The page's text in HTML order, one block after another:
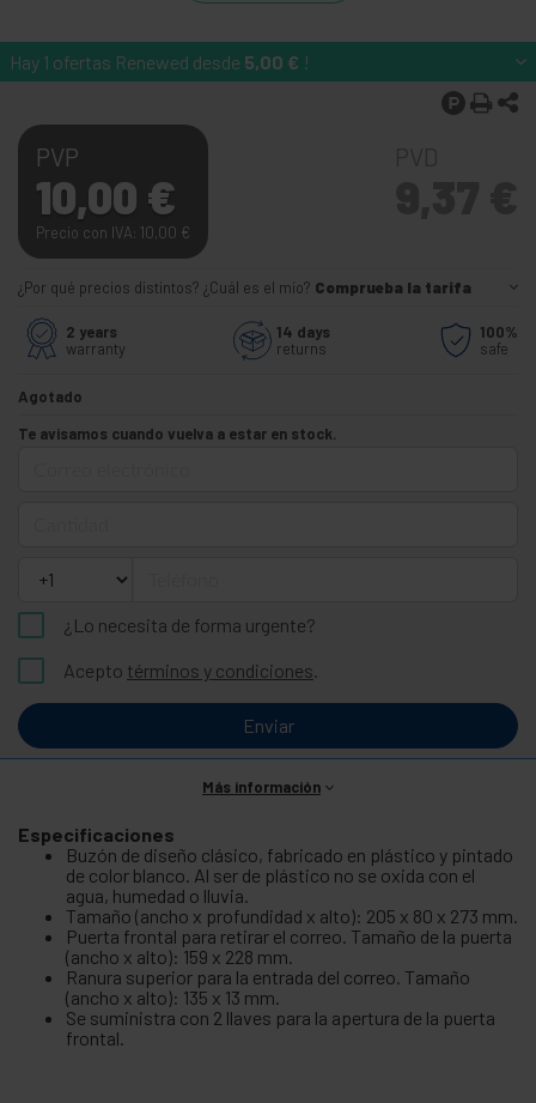
Hay 1 ofertas Renewed desde 5,00 € !
PVP
10,00 €
Precio con IVA: 10,00 €
¿Por qué precios distintos? ¿Cuál es el mío? Comprueba la tarifa
2 years
warranty
14 days
returns
100%
safe
Agotado
Te avisamos cuando vuelva a estar en stock.
¿Lo necesita de forma urgente?
Acepto términos y condiciones.
Enviar
Más información
Especificaciones
Buzón de diseño clásico, fabricado en plástico y pintado
de color blanco. Al ser de plástico no se oxida con el
agua, humedad o lluvia.
Tamaño (ancho x profundidad x alto): 205 x 80 x 273 mm.
Puerta frontal para retirar el correo. Tamaño de la puerta
(ancho x alto): 159 x 228 mm.
Ranura superior para la entrada del correo. Tamaño
(ancho x alto): 135 x 13 mm.
Se suministra con 2 llaves para la apertura de la puerta
frontal.